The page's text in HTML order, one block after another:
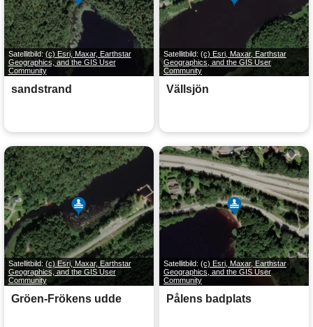
Satellitbild: (c) Esri, Maxar, Earthstar
Geographics, and the GIS User
Community
sandstrand
Satellitbild: (c) Esri, Maxar, Earthstar
Geographics, and the GIS User
Community
Vällsjön
Satellitbild: (c) Esri, Maxar, Earthstar
Geographics, and the GIS User
Community
Gröen-Frökens udde
Satellitbild: (c) Esri, Maxar, Earthstar
Geographics, and the GIS User
Community
Pålens badplats